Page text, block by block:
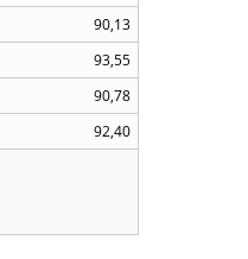
90,13
93,55
90,78
92,40